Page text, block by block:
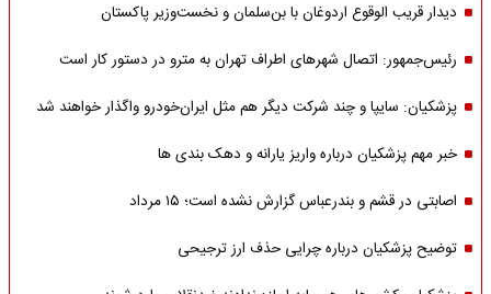
دیدار قریب الوقوع اردوغان با بن‌سلمان و نخست‌وزیر پاکستان
رئیس‌جمهور: اتصال شهرهای اطراف تهران به مترو در دستور کار است
پزشکیان: سایپا و چند شرکت دیگر هم مثل ایران‌خودرو واگذار خواهند شد
خبر مهم پزشکیان درباره واریز یارانه و دهک بندی ها
اصابتی در قشم و بندرعباس گزارش نشده است؛ ۱۵ مرداد
توضیح پزشکیان درباره چرایی حذف ارز ترجیحی